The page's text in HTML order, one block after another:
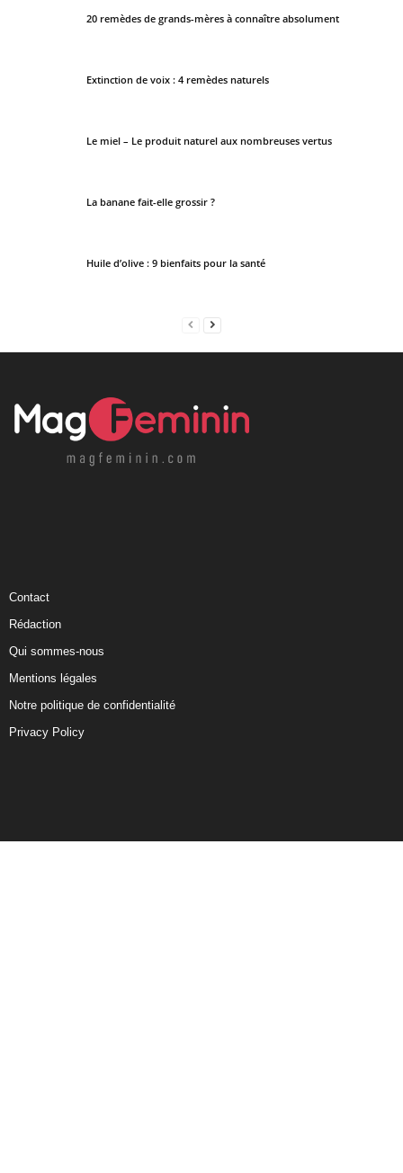
20 remèdes de grands-mères à connaître absolument
Extinction de voix : 4 remèdes naturels
Le miel – Le produit naturel aux nombreuses vertus
La banane fait-elle grossir ?
Huile d’olive : 9 bienfaits pour la santé
Contact
Rédaction
Qui sommes-nous
Mentions légales
Notre politique de confidentialité
Privacy Policy